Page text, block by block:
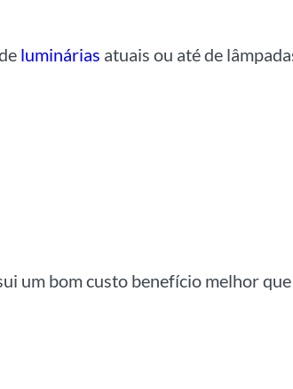
luminárias atuais ou até de
um bom custo benefício melhor